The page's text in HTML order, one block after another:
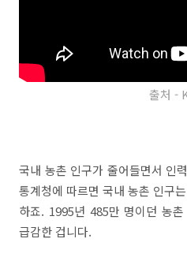
출처 -
국내 농촌 인구가 줄어들면서 인
통계청에 따르면 국내 농촌 인구
하죠. 1995년 485만 명이던 농
급감한 겁니다.